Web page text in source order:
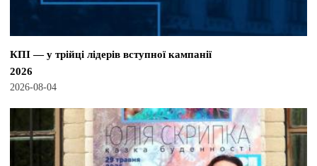
КПІ — у трійці лідерів вступної кампанії
2026
2026-08-04